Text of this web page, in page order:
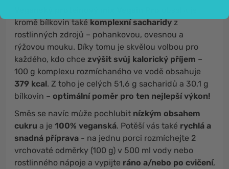
kromě bílkovin takékomplexní sacharidyz
rostlinných zdrojů – pohankovou, ovesnou a
rýžovou mouku. Díky tomu je skvělou volbou pro
každého, kdo chce zvýšit svůj kalorický příjem –
100 g komplexu rozmíchaného ve vodě obsahuje
379 kcal. Z toho je celých 51,6 g sacharidů a 30,1 g
bílkovin – optimální poměr pro ten nejlepší výkon!
Směs se navíc může pochlubit nízkým obsahem
cukru a je 100% veganská. Potěší vás také rychlá a
snadná příprava - na jednu porci rozmíchejte 2
vrchovaté odměrky (100 g) v 500 ml vody nebo
rostlinného nápoje a vypijte ráno a/nebo po cvičení,